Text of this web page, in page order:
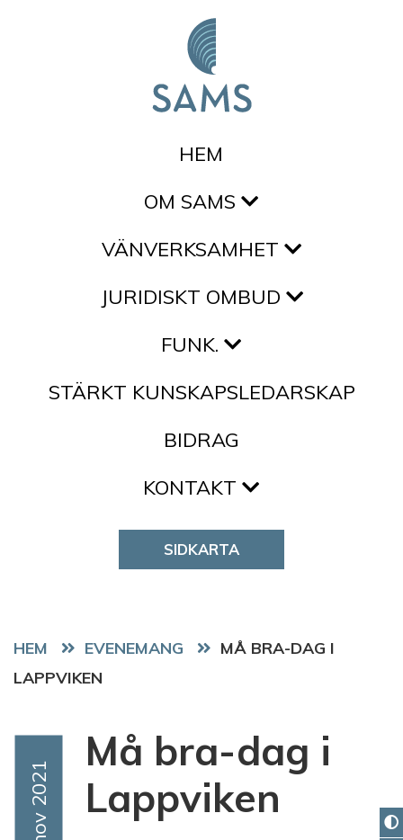
HEM
OM SAMS
VÄNVERKSAMHET
JURIDISKT OMBUD
FUNK.
STÄRKT KUNSKAPSLEDARSKAP
BIDRAG
KONTAKT
SIDKARTA
HEM EVENEMANG
MÅ BRA-DAG I
LAPPVIKEN
Event Date
Nov 2021
Må bra-dag i
Lappviken